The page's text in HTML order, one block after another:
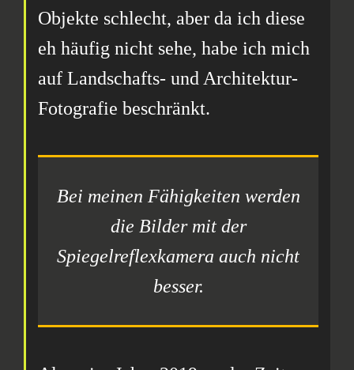
Objekte schlecht, aber da ich diese
eh häufig nicht sehe, habe ich mich
auf Landschafts- und Architektur-
Fotografie beschränkt.
Bei meinen Fähigkeiten werden
die Bilder mit der
Spiegelreflexkamera auch nicht
besser.